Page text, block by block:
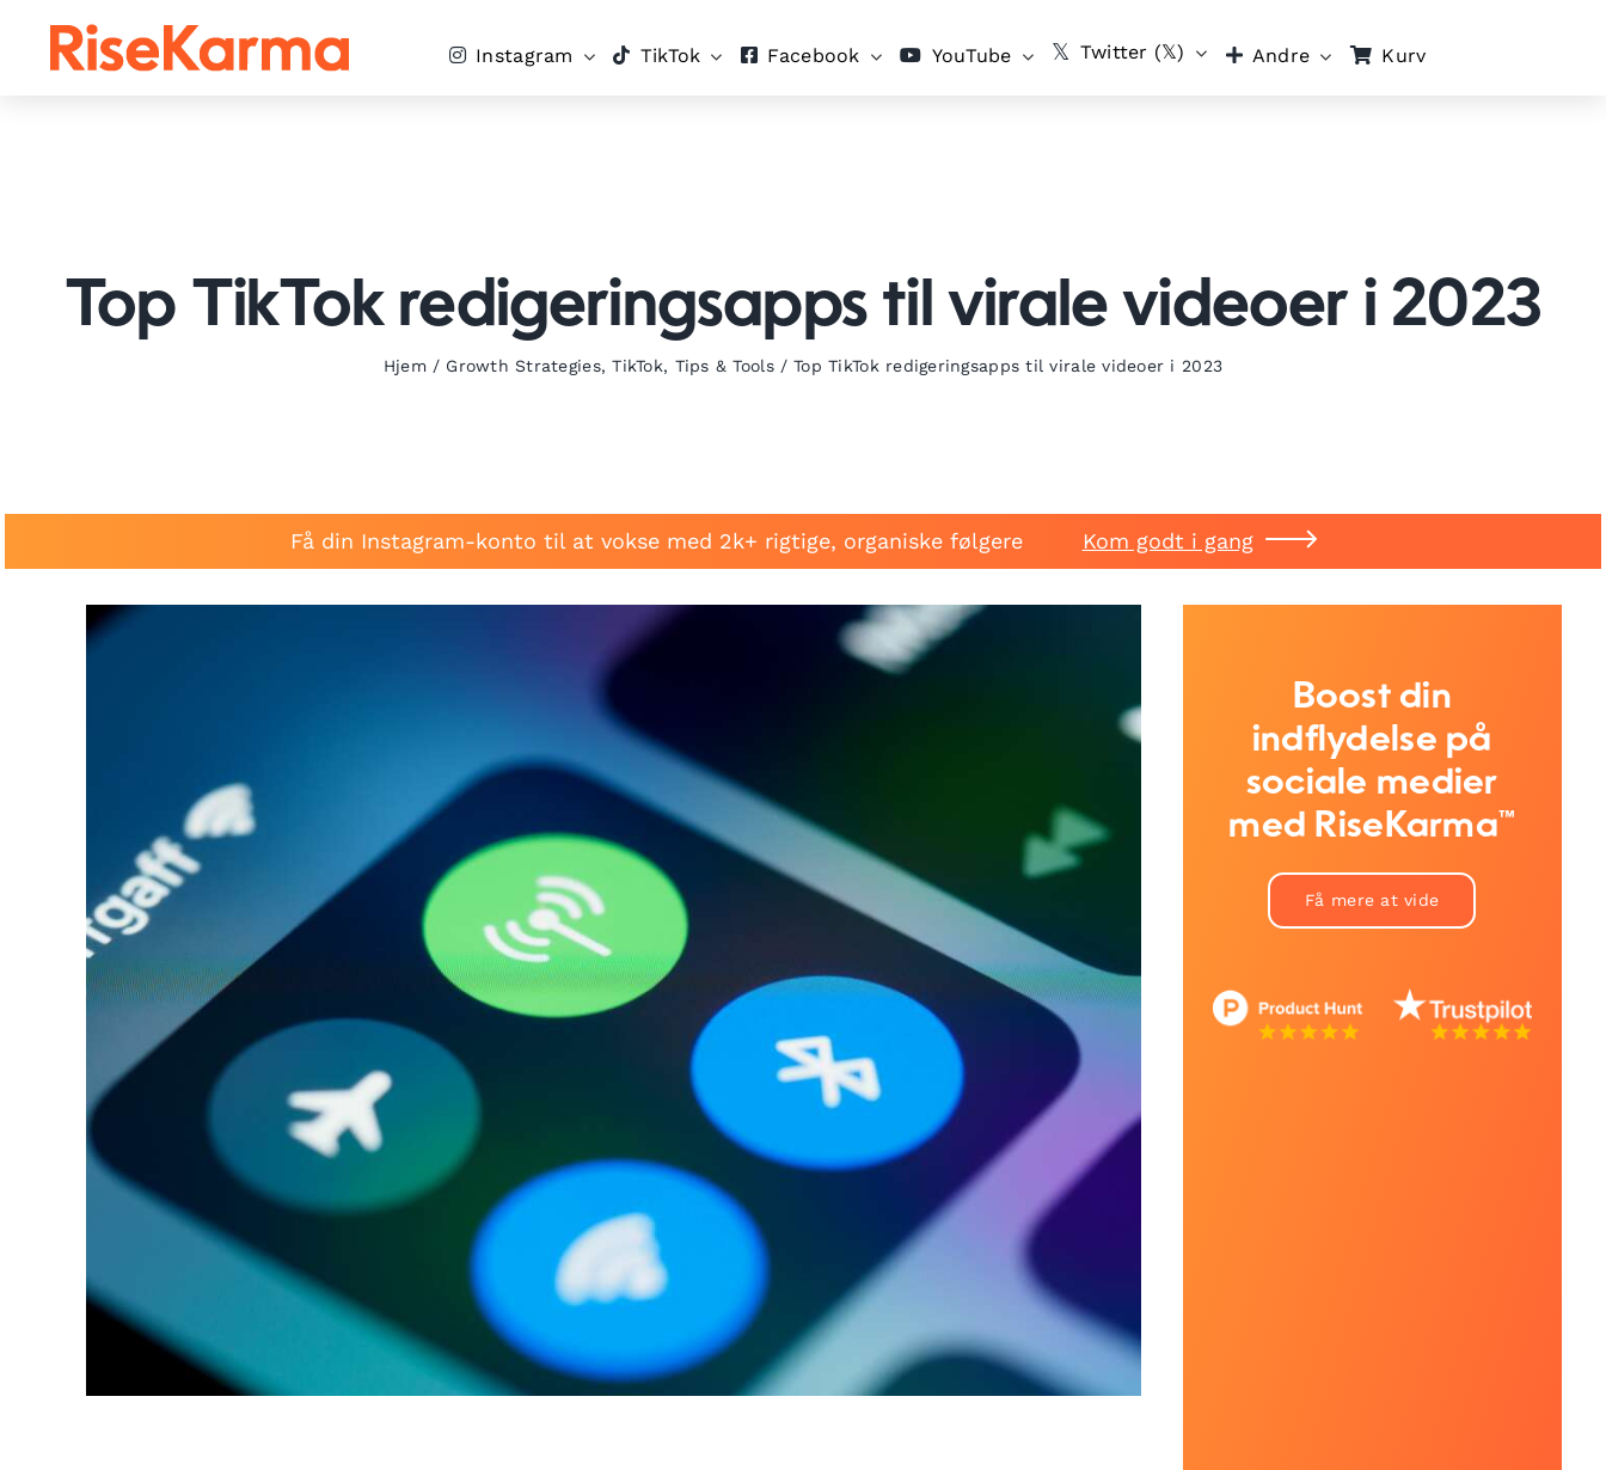
Instagram TikTok Facebook YouTube Twitter (𝕏) Andre Kurv
Top TikTok redigeringsapps til virale videoer i 2023
Hjem / Growth Strategies,TikTok, Tips & Tools / Top TikTok redigeringsapps til virale videoer i 2023
Få din Instagram-konto til at vokse med 2k+ rigtige, organiske følgere Kom godt i gang
Boost din
indflydelse på
sociale medier
med RiseKarma™
Få mere at vide